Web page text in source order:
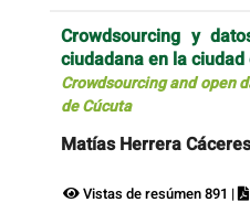
Crowdsourcing y
ciudadana en la
Crowdsourcing and open
de Cúcuta
Matías Herrera Cáceres
Vistas de resúmen 891 |